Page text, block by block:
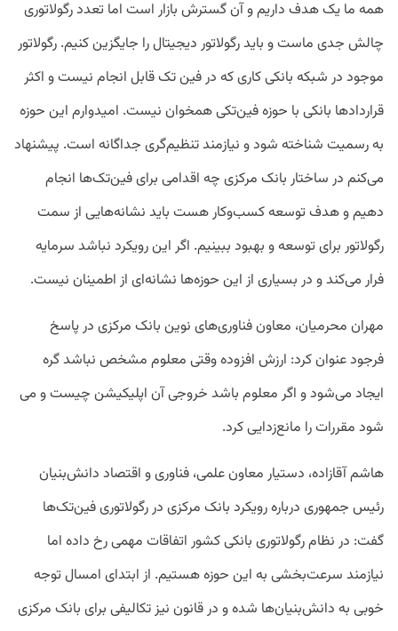
همه ما یک هدف داریم و آن گسترش بازار است اما تعدد رگولاتوری
چالش جدی ماست و باید رگولاتور دیجیتال را جایگزین کنیم. رگولاتور
موجود در شبکه بانکی کاری که در فین تک قابل انجام نیست و اکثر
قراردادها بانکی با حوزه فین‌تکی همخوان نیست. امیدوارم این حوزه
به رسمیت شناخته شود و نیازمند تنظیم‌گری جداگانه است. پیشنهاد
می‌کنم در ساختار بانک مرکزی چه اقدامی برای فین‌تک‌ها انجام
دهیم و هدف توسعه کسب‌وکار هست باید نشانه‌هایی از سمت
رگولاتور برای توسعه و بهبود ببینیم. اگر این رویکرد نباشد سرمایه
فرار می‌کند و در بسیاری از این حوزه‌ها نشانه‌ای از اطمینان نیست.
مهران محرمیان، معاون فناوری‌های نوین بانک مرکزی در پاسخ
فرجود عنوان کرد: ارزش افزوده وقتی معلوم مشخص نباشد گره
ایجاد می‌شود و اگر معلوم باشد خروجی آن اپلیکیشن چیست و می
شود مقررات را مانع‌زدایی کرد.
هاشم آقازاده، دستیار معاون علمی، فناوری و اقتصاد دانش­‌بنیان
رئیس جمهوری درباره رویکرد بانک مرکزی در رگولاتوری فین‌تک‌ها
گفت: در نظام رگولاتوری بانکی کشور اتفاقات مهمی رخ داده اما
نیازمند سرعت‌بخشی به این حوزه هستیم. از ابتدای امسال توجه
خوبی به دانش‌بنیان‌ها شده و در قانون نیز تکالیفی برای بانک مرکزی